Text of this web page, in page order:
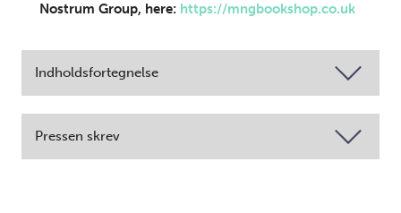
Nostrum Group, here: https://mngbookshop.co.uk
Indholdsfortegnelse
Pressen skrev